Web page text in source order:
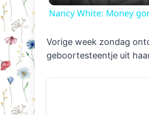
Nancy White: Money
Vorige week zondag
geboortesteentje uit